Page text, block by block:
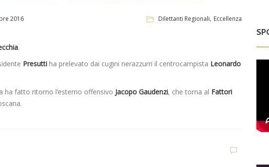
2016 Dilettanti Regionali, Eccellenza
.
Presutti ha prelevato dai cugini nerazzurri il centrocampista Leonardo
ha fatto ritorno l’esterno offensivo Jacopo Gaudenzi, che torna al Fattori